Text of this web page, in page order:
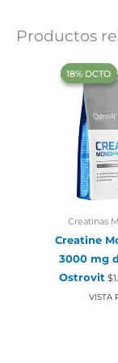
Productos
‍18% DCTO‍‍
‍18% DCTO‍‍
Creatinas
Creatine
3000 mg
Ostrovit $
VISTA